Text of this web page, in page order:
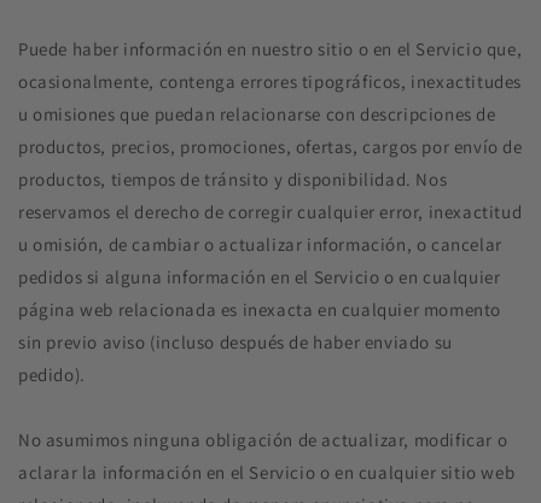
Puede haber información en nuestro sitio o en el Servicio que,
ocasionalmente, contenga errores tipográficos, inexactitudes
u omisiones que puedan relacionarse con descripciones de
productos, precios, promociones, ofertas, cargos por envío de
productos, tiempos de tránsito y disponibilidad. Nos
reservamos el derecho de corregir cualquier error, inexactitud
u omisión, de cambiar o actualizar información, o cancelar
pedidos si alguna información en el Servicio o en cualquier
página web relacionada es inexacta en cualquier momento
sin previo aviso (incluso después de haber enviado su
pedido).
No asumimos ninguna obligación de actualizar, modificar o
aclarar la información en el Servicio o en cualquier sitio web